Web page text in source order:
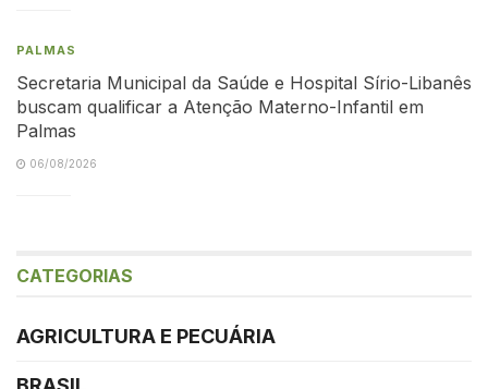
PALMAS
Secretaria Municipal da Saúde e Hospital Sírio-Libanês
buscam qualificar a Atenção Materno-Infantil em
Palmas
06/08/2026
CATEGORIAS
AGRICULTURA E PECUÁRIA